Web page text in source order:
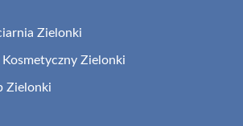
Zielonki
Kosmetyczny Zielonki
Zielonki